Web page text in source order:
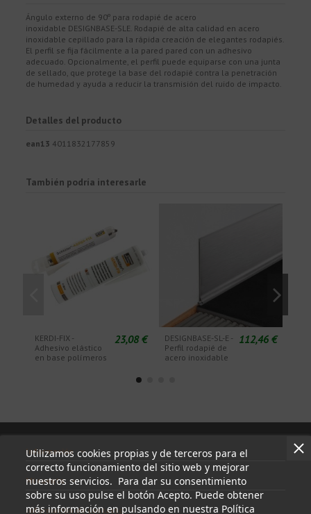
Ángulo externo de 90º para rodapié de acero
inoxidable DESIGNBASE-SLE. Rodapié de alta calidad en acero
inoxidable cepillado para la rápida creación de elegantes rodapiés.
El perfil se fija fácilmente a la pared pared con un adhesivo
adecuado. Opcionalmente, el perfil puede equiparse con una junta
de sellado, que protege la base del rodapié contra la penetración
de humedad y ayuda a reducir la transmisión del ruido de impacto.
Detalles del producto
ean13 4011832177859
También podría interesarle
KERDI-FIX -
Adhesivo elástico
en base polímeros
23,08 €
DESIGNBASE-SL-E -
Perfil rodapié de
acero inoxidable
112,46 €
Utilizamos cookies propias y de terceros para el
correcto funcionamiento del sitio web y mejorar
nuestros servicios. Para dar su consentimiento
sobre su uso pulse el botón Acepto. Puede obtener
más información en pulsando en nuestra Política
Información
Mi cuenta
Información de contacto